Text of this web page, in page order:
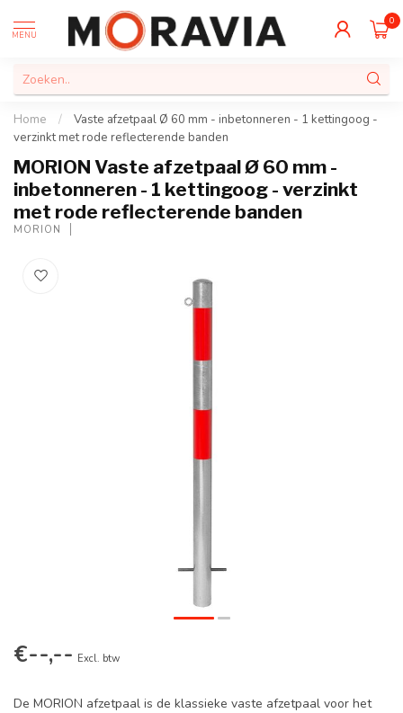
MENU
0
Home /
Vaste afzetpaal Ø 60 mm - inbetonneren - 1 kettingoog -
verzinkt met rode reflecterende banden
MORION Vaste afzetpaal Ø 60 mm -
inbetonneren - 1 kettingoog - verzinkt
met rode reflecterende banden
MORION
€--,-- Excl. btw
De MORION afzetpaal is de klassieke vaste afzetpaal voor het